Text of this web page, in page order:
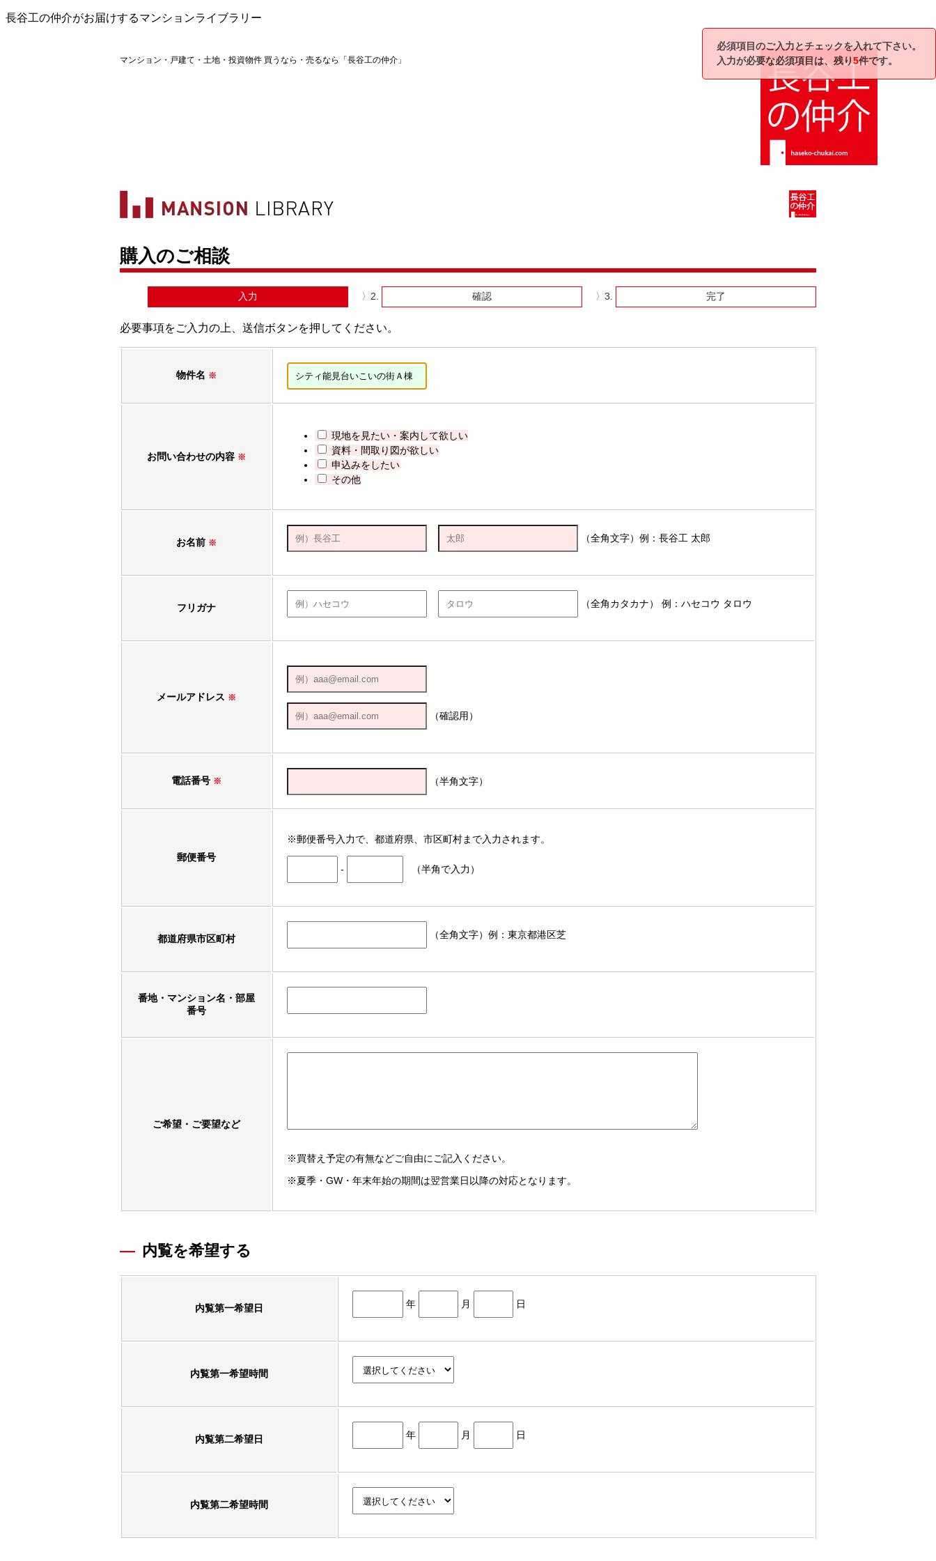
長谷工の仲介がお届けするマンションライブラリー
マンション・戸建て・土地・投資物件 買うなら・売るなら「長谷工の仲介」
購入のご相談
入力 確認 完了
必要事項をご入力の上、送信ボタンを押してください。
物件名 ※
お問い合わせの内容 ※
現地を見たい・案内して欲しい
資料・間取り図が欲しい
申込みをしたい
その他
お名前 ※ （全角文字）例：長谷工 太郎
フリガナ （全角カタカナ） 例：ハセコウ タロウ
メールアドレス ※
（確認用）
電話番号 ※ （半角文字）
郵便番号
※郵便番号入力で、都道府県、市区町村まで入力されます。
- （半角で入力）
都道府県市区町村 （全角文字）例：東京都港区芝
番地・マンション名・部屋
番号
ご希望・ご要望など
※買替え予定の有無などご自由にご記入ください。
※夏季・GW・年末年始の期間は翌営業日以降の対応となります。
内覧を希望する
内覧第一希望日 年 月 日
内覧第一希望時間
内覧第二希望日 年 月 日
内覧第二希望時間
必須項目のご入力とチェックを入れて下さい。
入力が必要な必須項目は、残り5件です。